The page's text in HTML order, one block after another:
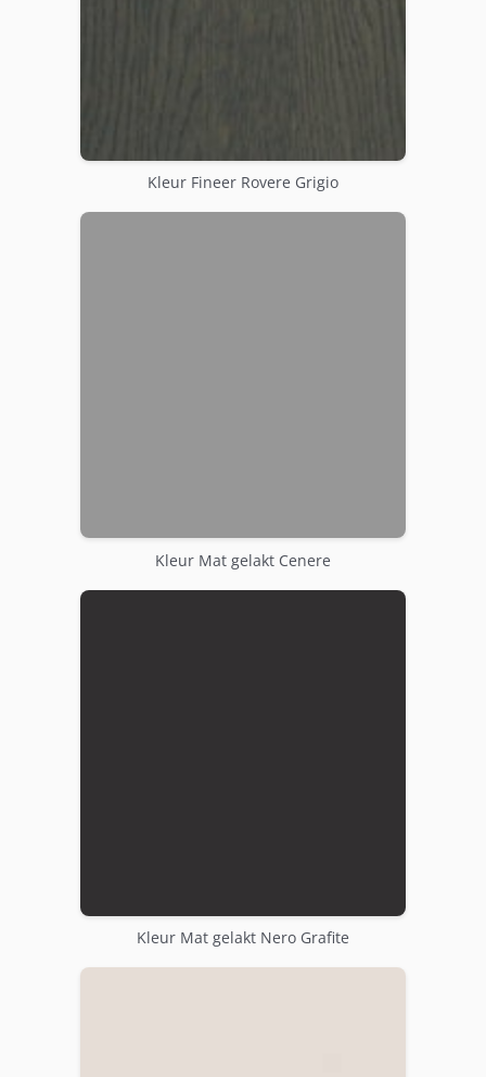
Kleur Fineer Rovere Grigio
Kleur Mat gelakt Cenere
Kleur Mat gelakt Nero Grafite